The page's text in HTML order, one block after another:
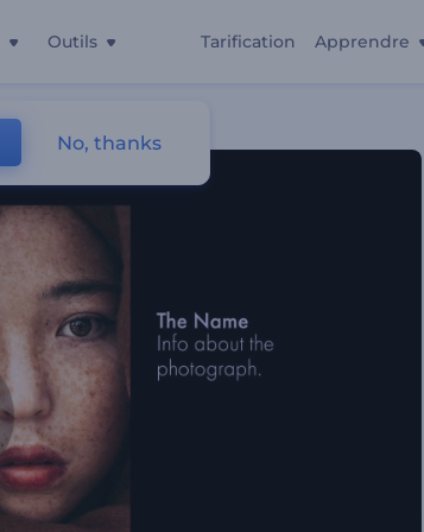
Outils Tarification Apprendre
No, thanks